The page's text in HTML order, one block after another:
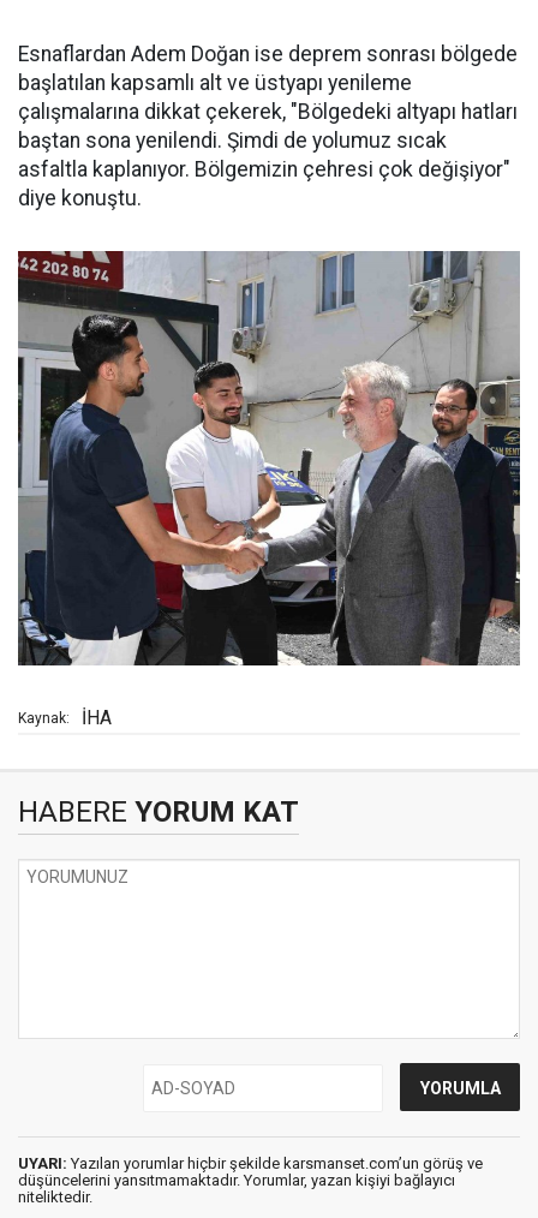
Esnaflardan Adem Doğan ise deprem sonrası bölgede
başlatılan kapsamlı alt ve üstyapı yenileme
çalışmalarına dikkat çekerek, "Bölgedeki altyapı hatları
baştan sona yenilendi. Şimdi de yolumuz sıcak
asfaltla kaplanıyor. Bölgemizin çehresi çok değişiyor"
diye konuştu.
Kaynak: İHA
HABERE YORUM KAT
UYARI: Yazılan yorumlar hiçbir şekilde karsmanset.com’un görüş ve
düşüncelerini yansıtmamaktadır. Yorumlar, yazan kişiyi bağlayıcı
niteliktedir.